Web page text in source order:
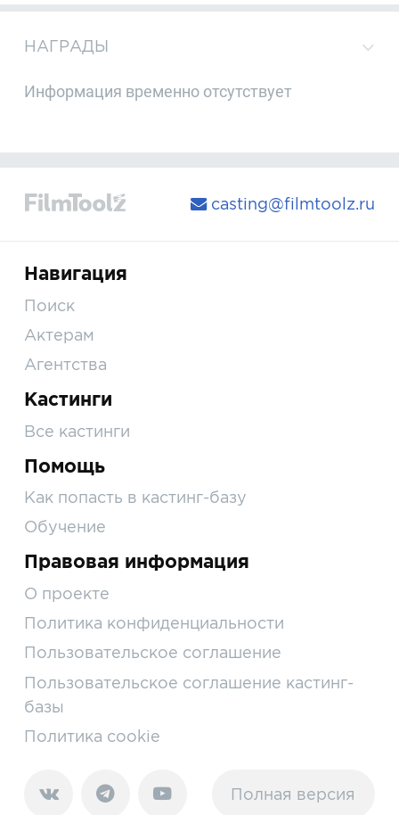
НАГРАДЫ
Информация временно отсутствует
casting@filmtoolz.ru
Навигация
Поиск
Актерам
Агентства
Кастинги
Все кастинги
Помощь
Как попасть в кастинг-базу
Обучение
Правовая информация
О проекте
Политика конфиденциальности
Пользовательское соглашение
Пользовательское соглашение кастинг-
базы
Политика cookie
Полная версия